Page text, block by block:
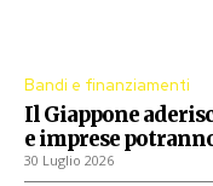
Bandi e finanziamenti
Il Giappone
e imprese
30 Luglio 2026